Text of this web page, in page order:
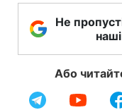
Не
Або